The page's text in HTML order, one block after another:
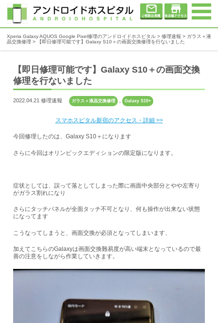
Xperia Galaxy AQUOS Google Pixel修理のアンドロイドホスピタル > 修理速報 > ガラス＋液
晶交換修理 > 【即日修理可能です】Galaxy S10＋の画面交換修理を行ないました
【即日修理可能です】Galaxy S10＋の画面交換
修理を行ないました
2022.04.21 修理速報 ガラス＋液晶交換修理 , Galaxy S10+
スマホスピタル新宿のアクセス・詳細 >>
今回修理したのは、Galaxy S10＋になります
さらに今回はオリンピックエディションの限定版になります。
症状としては、誤って落としてしまった際に画面中央部分とやや左寄り
がガラス割れになり
さらにタッチパネルが全面タッチ不可となり、何も操作が出来ない状態
になってます
こうなってしまうと、画面交換が必須となってしまいます、
加えてこちらのGalaxyは画面交換難易度が高い端末となっているので最
善の注意をしながら作業していきます。